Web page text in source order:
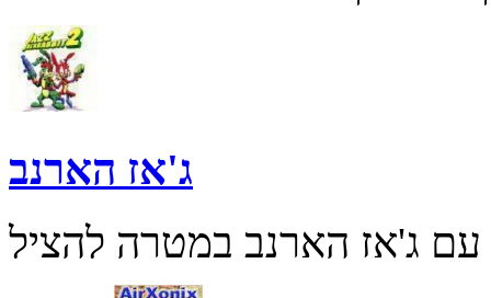
ג'אז הארנב